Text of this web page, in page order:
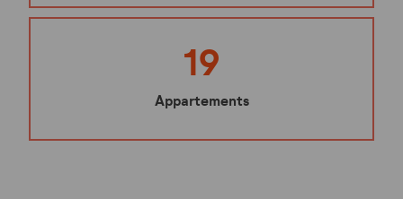
19
Appartements